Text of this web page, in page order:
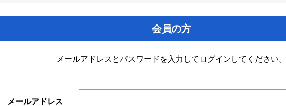
会員の方
メールアドレスとパスワードを入力してログインしてください。
メールアドレス